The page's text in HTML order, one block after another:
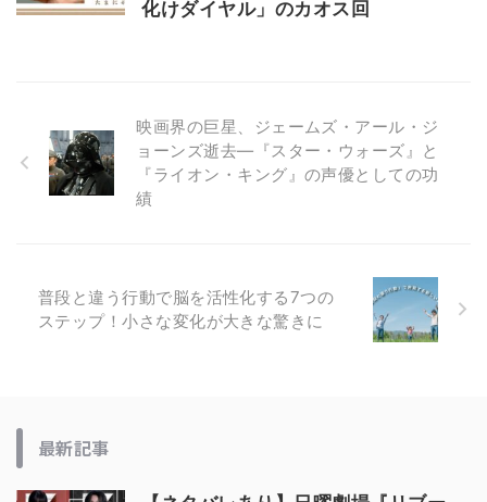
化けダイヤル」のカオス回
映画界の巨星、ジェームズ・アール・ジ
ョーンズ逝去—『スター・ウォーズ』と
『ライオン・キング』の声優としての功
績
普段と違う行動で脳を活性化する7つの
ステップ！小さな変化が大きな驚きに
最新記事